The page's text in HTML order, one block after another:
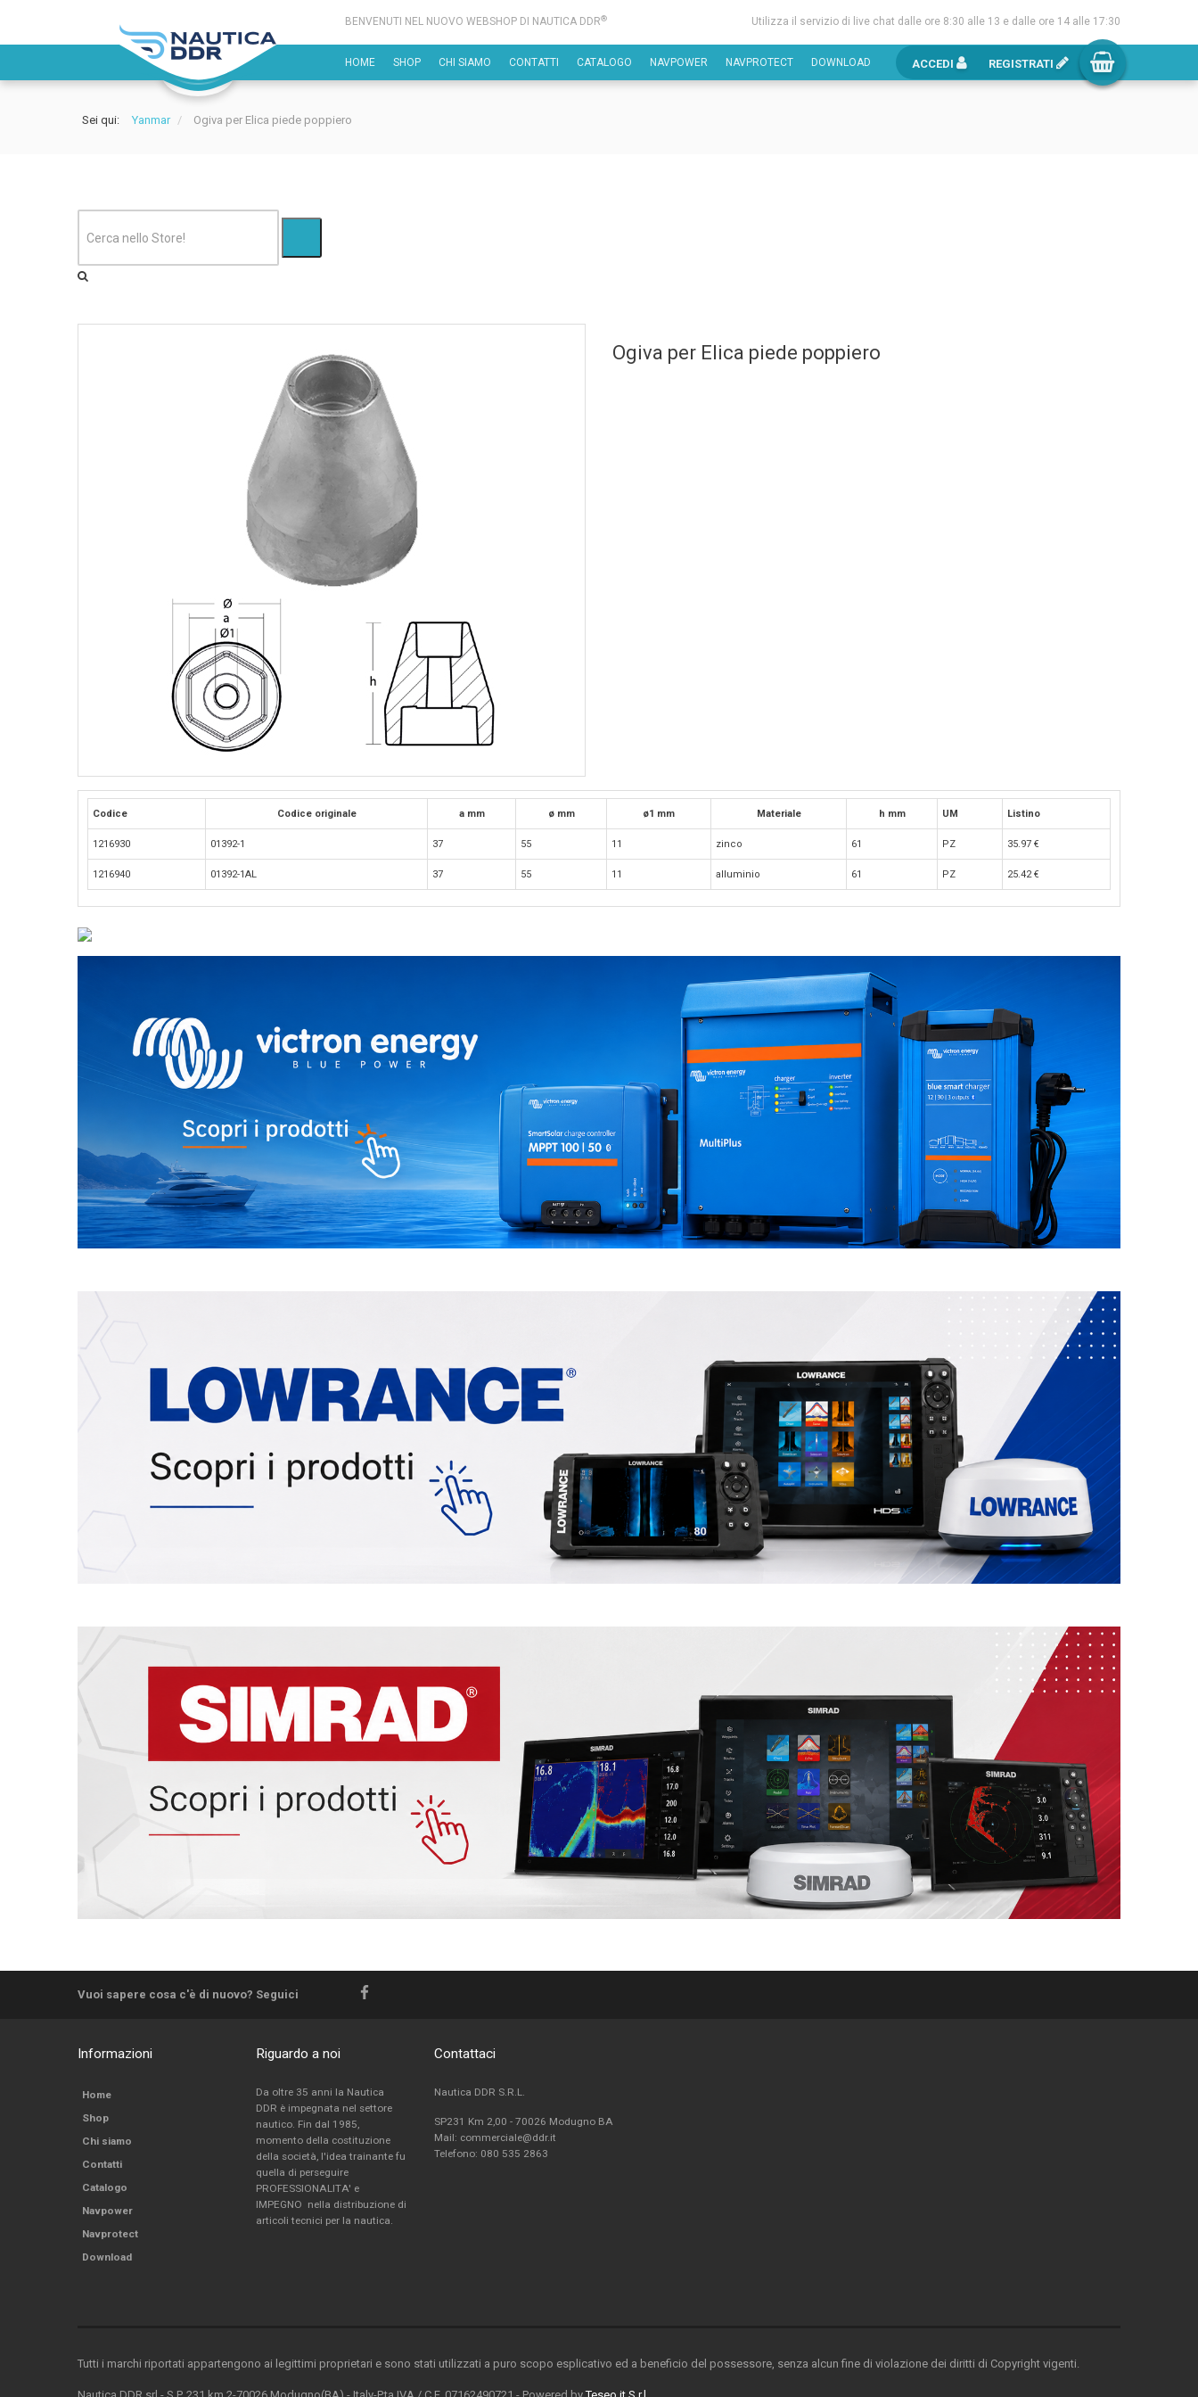
BENVENUTI NEL NUOVO WEBSHOP DI NAUTICA DDR® Utilizza il servizio di live chat dalle ore 8:30 alle 13 e dalle ore 14 alle 17:30
HOME SHOP CHI SIAMO CONTATTI CATALOGO NAVPOWER NAVPROTECT DOWNLOAD ACCEDI REGISTRATI
Sei qui: Yanmar / Ogiva per Elica piede poppiero
Ogiva per Elica piede poppiero
Codice Codice originale a mm ø mm ø1 mm Materiale h mm UM Listino
1216930 01392-1 37 55 11 zinco 61 PZ 35.97 €
1216940 01392-1AL 37 55 11 alluminio 61 PZ 25.42€
Vuoi sapere cosa c'è di nuovo? Seguici
Informazioni
Home
Shop
Chi siamo
Contatti
Catalogo
Navpower
Navprotect
Download
Riguardo a noi
Da oltre 35 anni la Nautica
DDR è impegnata nel settore
nautico. Fin dal 1985,
momento della costituzione
della società, l'idea trainante fu
quella di perseguire
PROFESSIONALITA' e
IMPEGNO nella distribuzione di
articoli tecnici per la nautica.
Contattaci
Nautica DDR S.R.L.
SP231 Km 2,00 - 70026 Modugno BA
Mail: commerciale@ddr.it
Telefono: 080 535 2863
Tutti i marchi riportati appartengono ai legittimi proprietari e sono stati utilizzati a puro scopo esplicativo ed a beneficio del possessore, senza alcun fine di violazione dei diritti di Copyright vigenti.